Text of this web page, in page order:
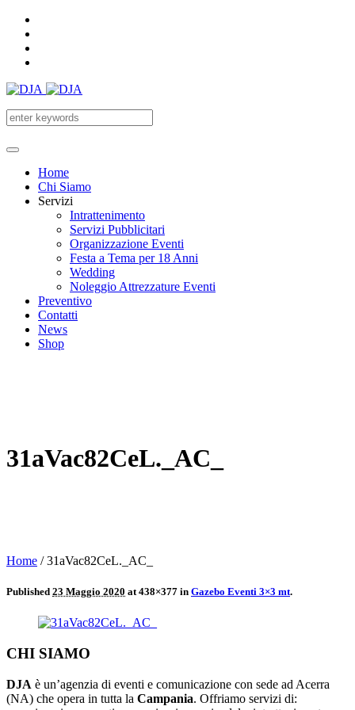
Home
Chi Siamo
Servizi
Intrattenimento
Servizi Pubblicitari
Organizzazione Eventi
Festa a Tema per 18 Anni
Wedding
Noleggio Attrezzature Eventi
Preventivo
Contatti
News
Shop
31aVac82CeL._AC_
Home /31aVac82CeL._AC_
Published 23 Maggio 2020 at 438×377 in Gazebo Eventi 3×3 mt.
CHI SIAMO
DJA è un’agenzia di eventi e comunicazione con sede ad Acerra
(NA) che opera in tutta la Campania. Offriamo servizi di: